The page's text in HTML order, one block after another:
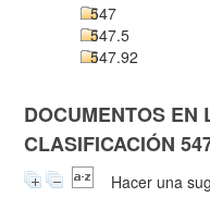
547
547.5
547.92
DOCUMENTOS
CLASIFICACIÓN
Hacer una